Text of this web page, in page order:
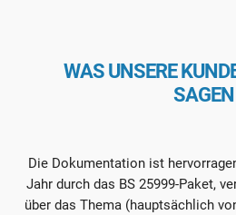
WAS UNSERE
SAGEN
Die Dokumentation ist
Jahr durch das BS 25999-Paket,
über das Thema (hauptsächlich